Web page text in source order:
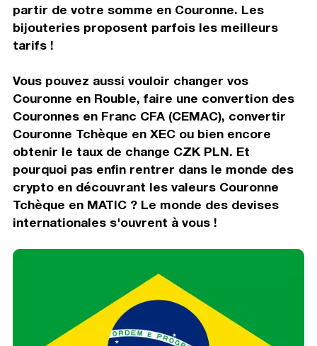
partir de votre somme en Couronne. Les
bijouteries proposent parfois les meilleurs
tarifs !
Vous pouvez aussi vouloir changer vos
Couronne en Rouble, faire une convertion des
Couronnes en Franc CFA (CEMAC), convertir
Couronne Tchèque en XEC ou bien encore
obtenir le taux de change CZK PLN. Et
pourquoi pas enfin rentrer dans le monde des
crypto en découvrant les valeurs Couronne
Tchèque en MATIC ? Le monde des devises
internationales s'ouvrent à vous !